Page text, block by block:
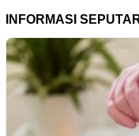
INFORMASI